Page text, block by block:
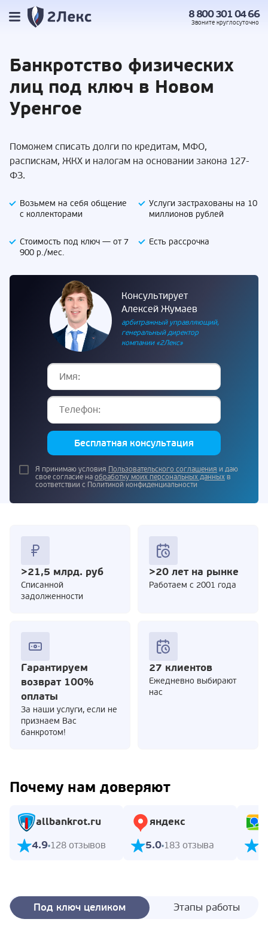
8 800 301 04 66
Звоните круглосуточно
Банкротство физических
лиц под ключ в Новом
Уренгое
Поможем списать долги по кредитам, МФО,
распискам, ЖКХ и налогам на основании закона 127-
ФЗ.
Возьмем на себя общение
с коллекторами
Услуги застрахованы на 10
миллионов рублей
Стоимость под ключ — от 7
900 р./мес.
Есть рассрочка
Консультирует
Алексей Жумаев
арбитражный управляющий,
генеральный директор
компании «2Лекс»
Бесплатная консультация
Я принимаю условия Пользовательского соглашения и даю
свое согласие на обработку моих персональных данных в
соответствии с Политикой конфиденциальности
>21,5 млрд. руб
Cписанной
задолженности
>20 лет на рынке
Работаем с 2001 года
Гарантируем
возврат 100%
оплаты
За наши услуги, если не
признаем Вас
банкротом!
27 клиентов
Ежедневно выбирают
нас
Почему нам доверяют
allbankrot.ru
4.9 128 отзывов
яндекс
5.0 183 отзыва
Под ключ целиком Этапы работы